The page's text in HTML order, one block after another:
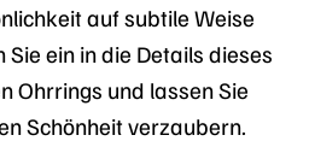
auf subtile Weise
ein in die Details dieses
Ohrrings und lassen Sie
Schönheit verzaubern.